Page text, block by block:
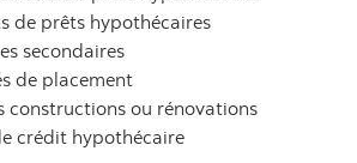
de prêts hypothécaires
secondaires
de placement
constructions ou rénovations
crédit hypothécaire